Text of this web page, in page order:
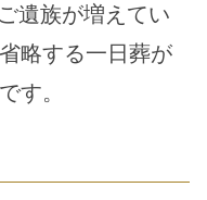
遺族が増えてい
略する一日葬が
す。